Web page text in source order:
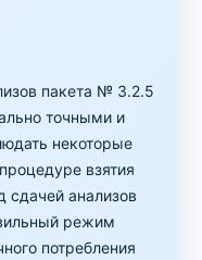
пакета № 3.2.5
точными и
некоторые
взятия
сдачей анализов
режим
потребления